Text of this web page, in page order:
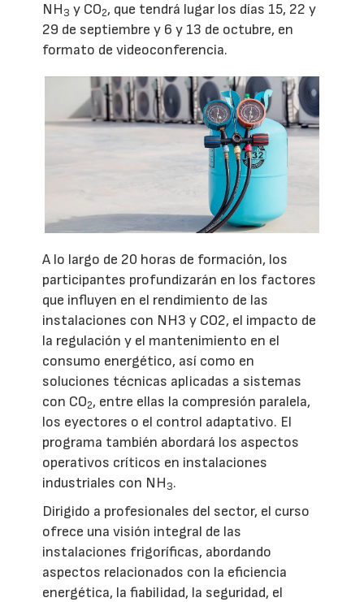
NH3 y CO2, que tendrá lugar los días 15, 22 y
29 de septiembre y 6 y 13 de octubre, en
formato de videoconferencia.
A lo largo de 20 horas de formación, los
participantes profundizarán en los factores
que influyen en el rendimiento de las
instalaciones con NH3 y CO2, el impacto de
la regulación y el mantenimiento en el
consumo energético, así como en
soluciones técnicas aplicadas a sistemas
con CO2, entre ellas la compresión paralela,
los eyectores o el control adaptativo. El
programa también abordará los aspectos
operativos críticos en instalaciones
industriales con NH3.
Dirigido a profesionales del sector, el curso
ofrece una visión integral de las
instalaciones frigoríficas, abordando
aspectos relacionados con la eficiencia
energética, la fiabilidad, la seguridad, el